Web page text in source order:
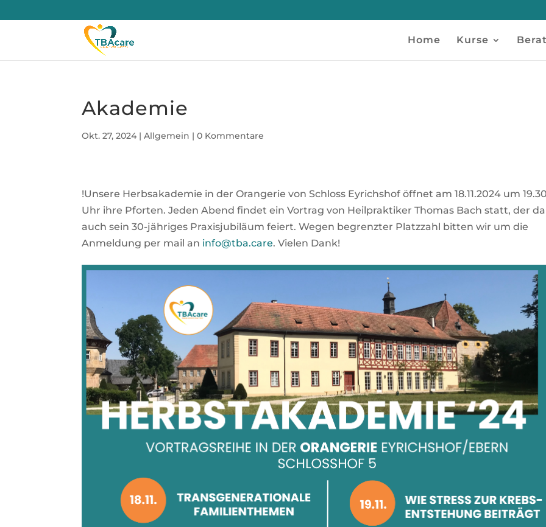
Home Kurse
Akademie
Okt. 27, 2024 |Allgemein |0 Kommentare
!Unsere Herbsakademie in der Orangerie von Schloss Eyrichshof öffnet am 18.11.2024 um
Uhr ihre Pforten. Jeden Abend findet ein Vortrag von Heilpraktiker Thomas Bach statt, der
auch sein 30-jähriges Praxisjubiläum feiert. Wegen begrenzter Platzzahl bitten wir um die
Anmeldung per mail an info@tba.care. Vielen Dank!